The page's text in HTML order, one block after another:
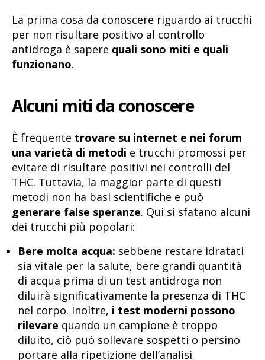
La prima cosa da conoscere riguardo ai trucchi
per non risultare positivo al controllo
antidroga è sapere quali sono miti e quali
funzionano.
Alcuni miti da conoscere
È frequente trovare su internet e nei forum
una varietà di metodi e trucchi promossi per
evitare di risultare positivi nei controlli del
THC. Tuttavia, la maggior parte di questi
metodi non ha basi scientifiche e può
generare false speranze. Qui si sfatano alcuni
dei trucchi più popolari:
Bere molta acqua: sebbene restare idratati
sia vitale per la salute, bere grandi quantità
di acqua prima di un test antidroga non
diluirà significativamente la presenza di THC
nel corpo. Inoltre, i test moderni possono
rilevare quando un campione è troppo
diluito, ciò può sollevare sospetti o persino
portare alla ripetizione dell’analisi.